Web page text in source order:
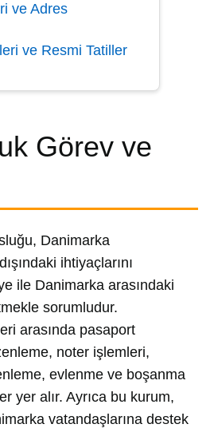
ve Adres
ve Resmi Tatiller
Görev ve
Danimarka
ihtiyaçlarını
ile Danimarka arasındaki
sorumludur.
arasında pasaport
noter işlemleri,
evlenme ve boşanma
yer alır. Ayrıca bu kurum,
vatandaşlarına destek